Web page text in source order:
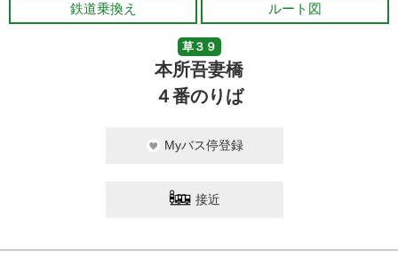
鉄道乗換え ルート図
草３９
本所吾妻橋
４番のりば
Myバス停登録
接近